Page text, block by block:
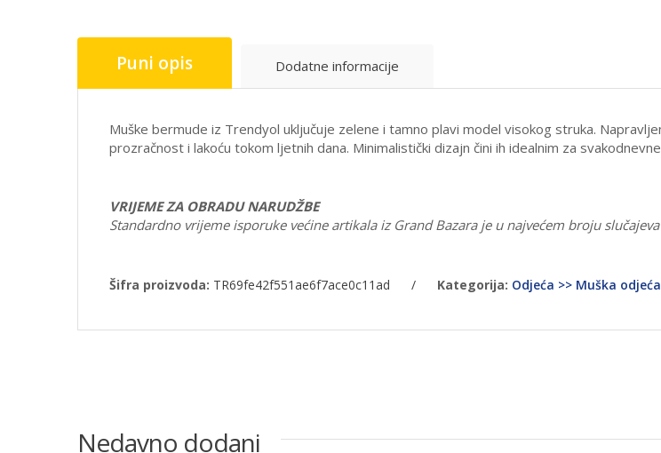
Puni opis Dodatne informacije
Muške bermude iz Trendyol uključuje zelene i tamno plavi model visokog struka.
prozračnost i lakoću tokom ljetnih dana. Minimalistički dizajn čini ih idealnim za
VRIJEME ZA OBRADU NARUDŽBE
Standardno vrijeme isporuke većine artikala iz Grand Bazara je u najvećem broju
Šifra proizvoda: TR69fe42f551ae6f7ace0c11ad / Kategorija: Odjeća >> Muška odjeća
Nedavno dodani